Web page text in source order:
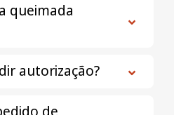
queimada
autorização?